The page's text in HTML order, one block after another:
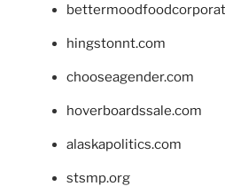
hingstonnt.com
chooseagender.com
hoverboardssale.com
alaskapolitics.com
stsmp.org